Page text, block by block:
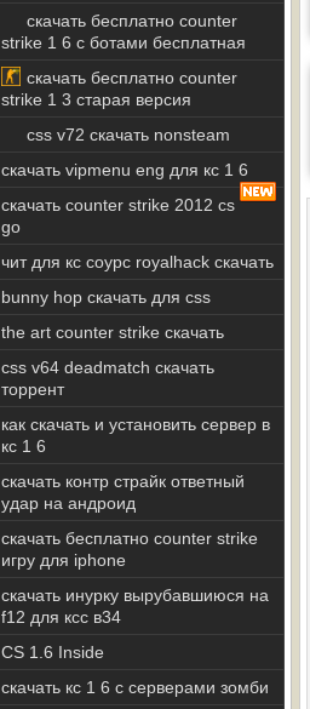
скачать бесплатно counter
strike 1 6 с ботами бесплатная
скачать бесплатно counter
strike 1 3 старая версия
css v72 скачать nonsteam
скачать vipmenu eng для кс 1 6
скачать counter strike 2012 cs
go
чит для кс соурс royalhack скачать
bunny hop скачать для css
the art counter strike скачать
css v64 deadmatch скачать
торрент
как скачать и установить сервер в
кс 1 6
скачать контр страйк ответный
удар на андроид
скачать бесплатно counter strike
игру для iphone
скачать инурку вырубавшиюся на
f12 для ксс в34
CS 1.6 Inside
скачать кс 1 6 с серверами зомби